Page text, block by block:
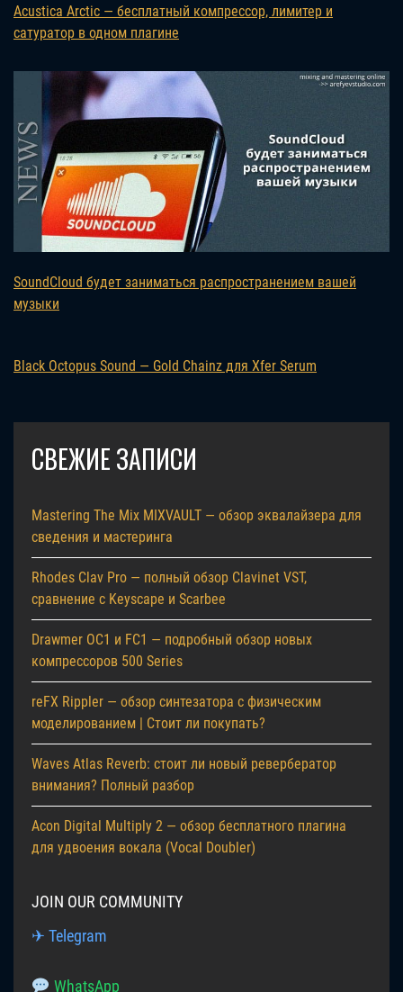
Acustica Arctic — бесплатный компрессор, лимитер и
сатуратор в одном плагине
SoundCloud будет заниматься распространением вашей
музыки
Black Octopus Sound — Gold Chainz для Xfer Serum
СВЕЖИЕ ЗАПИСИ
Mastering The Mix MIXVAULT — обзор эквалайзера для
сведения и мастеринга
Rhodes Clav Pro — полный обзор Clavinet VST,
сравнение с Keyscape и Scarbee
Drawmer OC1 и FC1 — подробный обзор новых
компрессоров 500 Series
reFX Rippler — обзор синтезатора с физическим
моделированием | Стоит ли покупать?
Waves Atlas Reverb: стоит ли новый ревербератор
внимания? Полный разбор
Acon Digital Multiply 2 — обзор бесплатного плагина
для удвоения вокала (Vocal Doubler)
JOIN OUR COMMUNITY
✈ Telegram
WhatsApp